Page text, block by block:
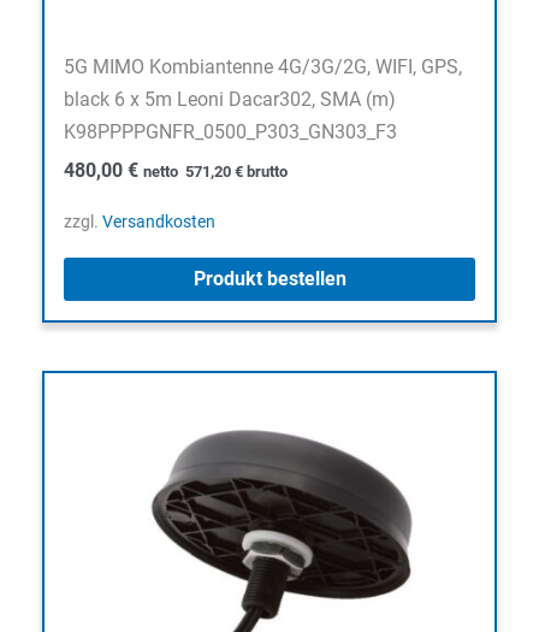
5G MIMO Kombiantenne 4G/3G/2G, WIFI, GPS,
black 6 x 5m Leoni Dacar302, SMA (m)
K98PPPPGNFR_0500_P303_GN303_F3
480,00 € netto 571,20 € brutto
zzgl. Versandkosten
Produkt bestellen